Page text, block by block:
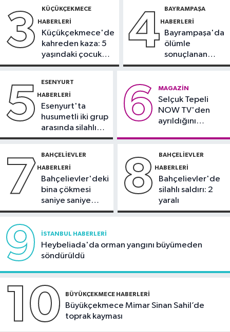
21:21
vatandaşları yazlık sinemada
buluşturuyor
demeyin, önlemini alın
3 KÜÇÜKÇEKMECE
HABERLERI
Küçükçekmece'de
kahreden kaza: 5
yaşındaki çocuk
yoğun bakımda
4 BAYRAMPAŞA
HABERLERI
Bayrampaşa'da
ölümle
sonuçlanan
kaza: Sürücü
5 ESENYURT
HABERLERI
Esenyurt'ta
husumetli iki grup
arasında silahlı
kavga
6 MAGAZIN
Selçuk Tepeli
NOW TV'den
ayrıldığını
7 BAHÇELIEVLER
HABERLERI
Bahçelievler'deki
bina çökmesi
saniye saniye
görüntülendi
8 BAHÇELIEVLER
HABERLERI
Bahçelievler'de
silahlı saldırı: 2
yaralı
9 İSTANBUL HABERLERI
Heybeliada'da orman yangını büyümeden
söndürüldü
10 BÜYÜKÇEKMECE HABERLERI
Büyükçekmece Mimar Sinan Sahil’de
toprak kayması